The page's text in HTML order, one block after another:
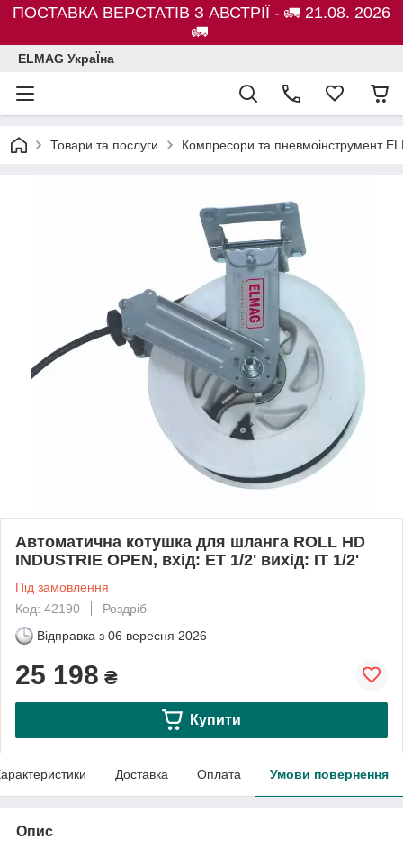
ПОСТАВКА ВЕРСТАТІВ З АВСТРІЇ - 🚛 21.08. 2026
🚛
ELMAG УкраЇна
Товари та послуги Компресори та пневмоінструмент
Автоматична котушка для шланга ROLL HD
INDUSTRIE OPEN, вхід: ET 1/2' вихід: IT 1/2'
Під замовлення
Код: 42190
Роздріб
Відправка з 06 вересня 2026
25 198 ₴
Купити
Доставка Оплата Умови повернення
Опис